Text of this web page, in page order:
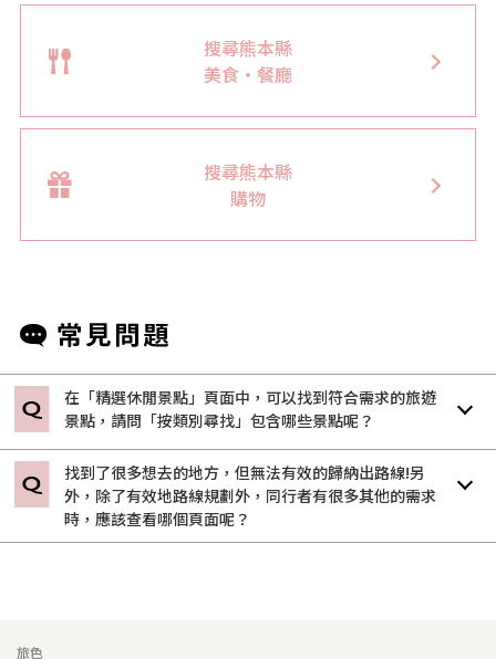
搜尋熊本縣
美食・餐廳
搜尋熊本縣
購物
在「精選休閒景點」頁面中，可以找到符合需求的旅遊
景點，請問「按類別尋找」包含哪些景點呢？
找到了很多想去的地方，但無法有效的歸納出路線!另
外，除了有效地路線規劃外，同行者有很多其他的需求
時，應該查看哪個頁面呢？
旅色